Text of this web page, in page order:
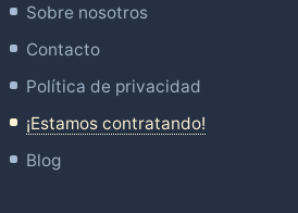
Sobre nosotros
Contacto
Política de privacidad
¡Estamos contratando!
Blog